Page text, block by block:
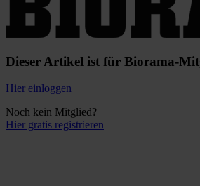
Dieser Artikel ist für Biorama-
Hier einloggen
Noch kein Mitglied?
Hier gratis registrieren